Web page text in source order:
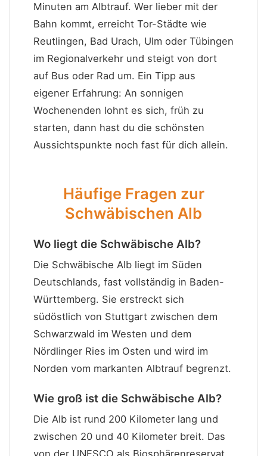
Minuten am Albtrauf. Wer lieber mit der
Bahn kommt, erreicht Tor-Städte wie
Reutlingen, Bad Urach, Ulm oder Tübingen
im Regionalverkehr und steigt von dort
auf Bus oder Rad um. Ein Tipp aus
eigener Erfahrung: An sonnigen
Wochenenden lohnt es sich, früh zu
starten, dann hast du die schönsten
Aussichtspunkte noch fast für dich allein.
Häufige Fragen zur
Schwäbischen Alb
Wo liegt die Schwäbische Alb?
Die Schwäbische Alb liegt im Süden
Deutschlands, fast vollständig in Baden-
Württemberg. Sie erstreckt sich
südöstlich von Stuttgart zwischen dem
Schwarzwald im Westen und dem
Nördlinger Ries im Osten und wird im
Norden vom markanten Albtrauf begrenzt.
Wie groß ist die Schwäbische Alb?
Die Alb ist rund 200 Kilometer lang und
zwischen 20 und 40 Kilometer breit. Das